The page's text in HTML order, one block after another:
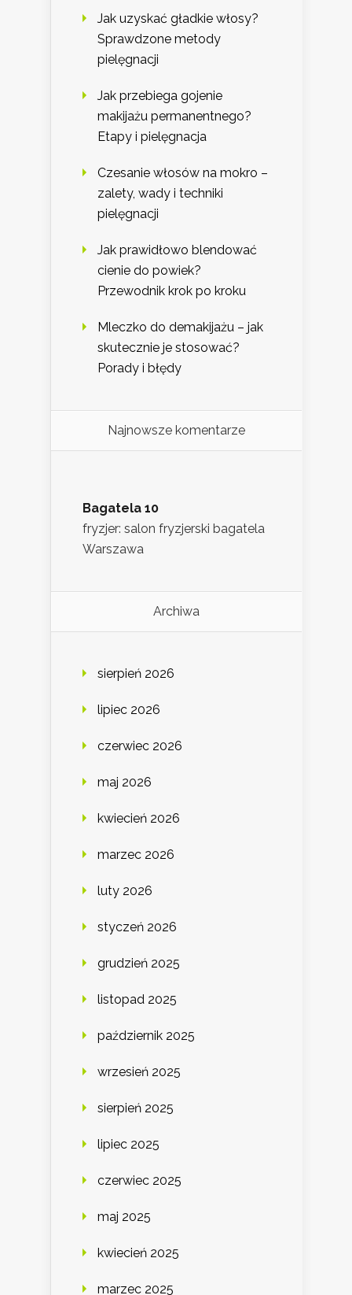
Jak uzyskać gładkie włosy?
Sprawdzone metody
pielęgnacji
Jak przebiega gojenie
makijażu permanentnego?
Etapy i pielęgnacja
Czesanie włosów na mokro –
zalety, wady i techniki
pielęgnacji
Jak prawidłowo blendować
cienie do powiek?
Przewodnik krok po kroku
Mleczko do demakijażu – jak
skutecznie je stosować?
Porady i błędy
Najnowsze komentarze
Bagatela 10
fryzjer: salon fryzjerski bagatela
Warszawa
Archiwa
sierpień 2026
lipiec 2026
czerwiec 2026
maj 2026
kwiecień 2026
marzec 2026
luty 2026
styczeń 2026
grudzień 2025
listopad 2025
październik 2025
wrzesień 2025
sierpień 2025
lipiec 2025
czerwiec 2025
maj 2025
kwiecień 2025
marzec 2025